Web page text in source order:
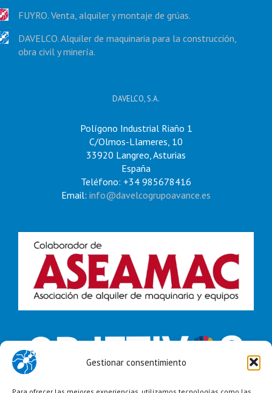
Gestionar consentimiento
FUYRO. Venta, alquiler y montaje de grúas.
DAVELCO. Alquiler de maquinaria para la construcción,
obra civil y minería.
DAVELCO, S.A.
Polígono Industrial Riaño 1
C/Olmos-Llameres, 10
33920 Langreo, Asturias
España
Teléfono: +34 985678416
Email: info@davelcogrupoavance.es